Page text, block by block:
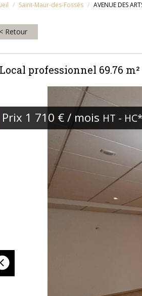
Saint-Maur-des-Fossés AVENUE DES
< Retour
Local professionnel 69.76
Prix 1 710 € / mois HT - HC*